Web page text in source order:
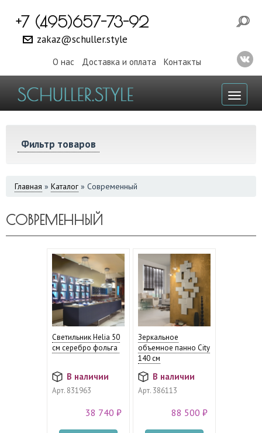
+7 (495)657-73-92
zakaz@schuller.style
О нас Доставка и оплата Контакты
Фильтр товаров
ВЫ
Главная » Каталог » Современный
СОВРЕМЕННЫЙ
Светильник Helia 50
см серебро фольга
В наличии
Арт.831963
38 740 ₽
Зеркальное
объемное панно City
140 см
В наличии
Арт.386113
88 500 ₽